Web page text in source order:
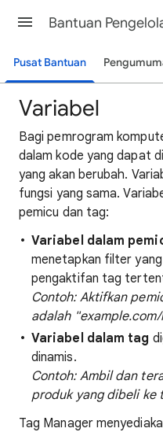
Bantuan
Pusat Bantuan
Variabel
Bagi pemrogram
dalam kode yang dapat
yang akan berubah.
fungsi yang sama.
pemicu dan tag:
Variabel dalam
menetapkan filter
pengaktifan tag
Contoh: Aktifkan
adalah
Variabel dalam tag
dinamis.
Contoh: Ambil dan
produk yang dibeli ke
Tag Manager